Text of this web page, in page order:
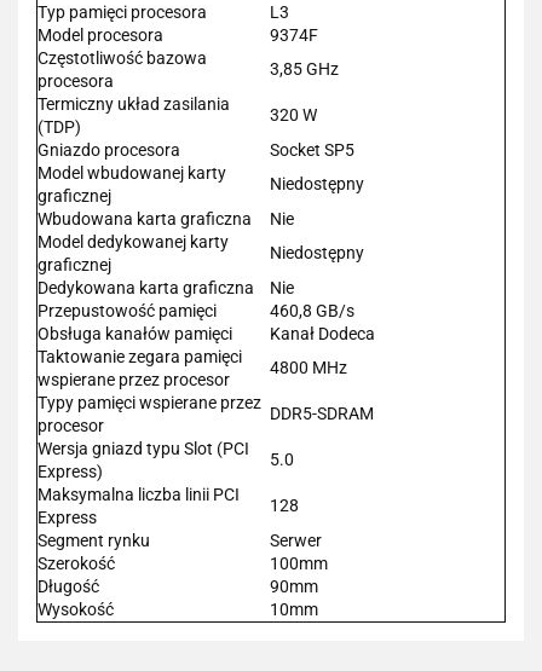
Typ pamięci procesora
L3
Model procesora
9374F
Częstotliwość bazowa
procesora
3,85 GHz
Termiczny układ zasilania
(TDP)
320 W
Gniazdo procesora
Socket SP5
Model wbudowanej karty
graficznej
Niedostępny
Wbudowana karta graficzna
Nie
Model dedykowanej karty
graficznej
Niedostępny
Dedykowana karta graficzna
Nie
Przepustowość pamięci
460,8 GB/s
Obsługa kanałów pamięci
Kanał Dodeca
Taktowanie zegara pamięci
wspierane przez procesor
4800 MHz
Typy pamięci wspierane przez
procesor
DDR5-SDRAM
Wersja gniazd typu Slot (PCI
Express)
5.0
Maksymalna liczba linii PCI
Express
128
Segment rynku
Serwer
Szerokość
100mm
Długość
90mm
Wysokość
10mm